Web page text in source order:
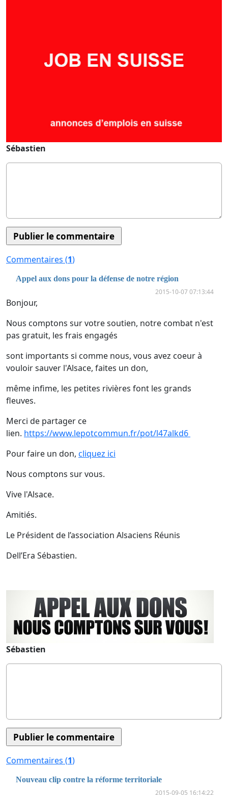
Sébastien
Commentaires (1)
Appel aux dons pour la défense de notre région
2015-10-07 07:13:44
Bonjour,
Nous comptons sur votre soutien, notre combat n'est
pas gratuit, les frais engagés
sont importants si comme nous, vous avez coeur à
vouloir sauver l'Alsace, faites un don,
même infime, les petites rivières font les grands
fleuves.
Merci de partager ce
lien. https://www.lepotcommun.fr/pot/l47alkd6
Pour faire un don, cliquez ici
Nous comptons sur vous.
Vive l'Alsace.
Amitiés.
Le Président de l’association Alsaciens Réunis
Dell’Era Sébastien.
Sébastien
Commentaires (1)
Nouveau clip contre la réforme territoriale
2015-09-05 16:14:22